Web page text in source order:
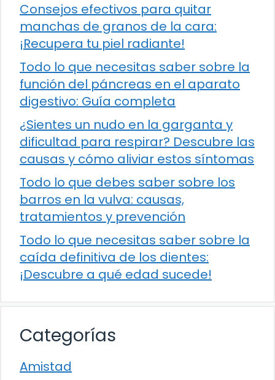
Consejos efectivos para quitar
manchas de granos de la cara:
¡Recupera tu piel radiante!
Todo lo que necesitas saber sobre la
función del páncreas en el aparato
digestivo: Guía completa
¿Sientes un nudo en la garganta y
dificultad para respirar? Descubre las
causas y cómo aliviar estos síntomas
Todo lo que debes saber sobre los
barros en la vulva: causas,
tratamientos y prevención
Todo lo que necesitas saber sobre la
caída definitiva de los dientes:
¡Descubre a qué edad sucede!
Categorías
Amistad